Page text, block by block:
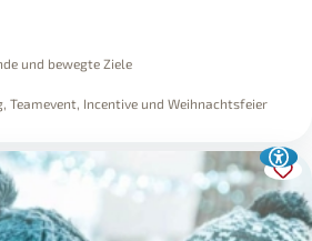
und bewegte Ziele
Teamevent, Incentive und Weihnachtsfeier